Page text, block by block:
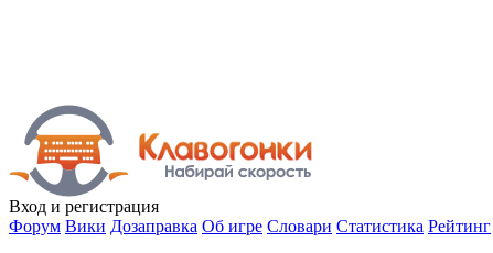
Вход и регистрация
Форум Вики Дозаправка Об игре Словари Статистика Рейтинг